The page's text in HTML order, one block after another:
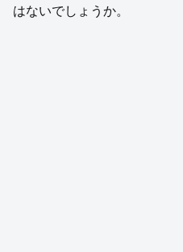
はないでしょうか。